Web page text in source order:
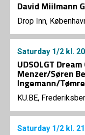
David Miilmann
Drop Inn,
Saturday 1/2 kl.
UDSOLGT
Menzer/Søren
Ingemann/
KU.BE,
Saturday 1/2 kl.